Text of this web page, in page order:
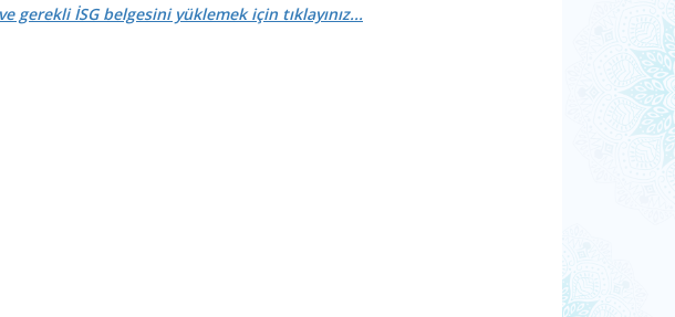
gerekli İSG belgesini yüklemek için tıklayınız...